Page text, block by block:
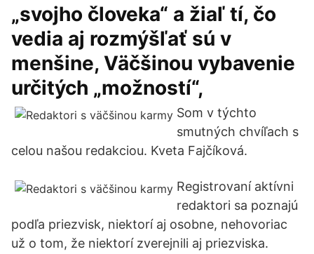
„svojho človeka“ a žiaľ tí, čo
vedia aj rozmýšľať sú v
menšine, Väčšinou vybavenie
určitých „možností“,
Som v týchto
smutných chvíľach s
celou našou redakciou. Kveta Fajčíková.
Registrovaní aktívni
redaktori sa poznajú
podľa priezvisk, niektorí aj osobne, nehovoriac
už o tom, že niektorí zverejnili aj priezviska.